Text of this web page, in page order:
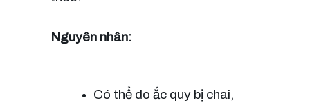
Nguyên nhân:
Có thể do ắc quy bị chai,